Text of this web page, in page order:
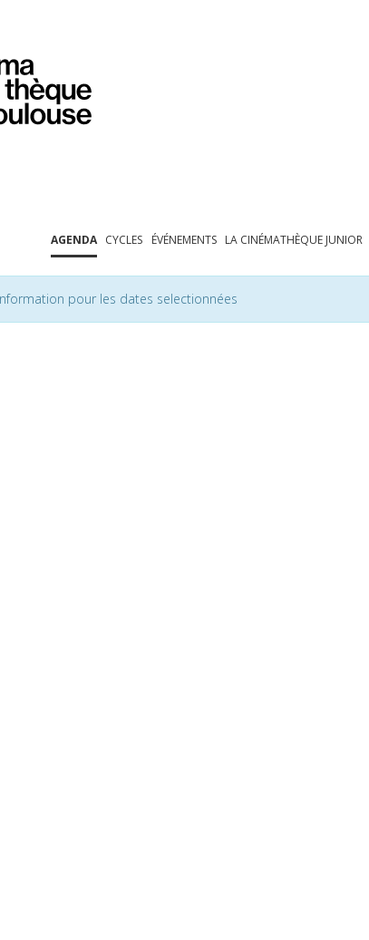
AGENDA CYCLES ÉVÉNEMENTS LA CINÉMATHÈQUE JUNIOR
pour les dates selectionnées